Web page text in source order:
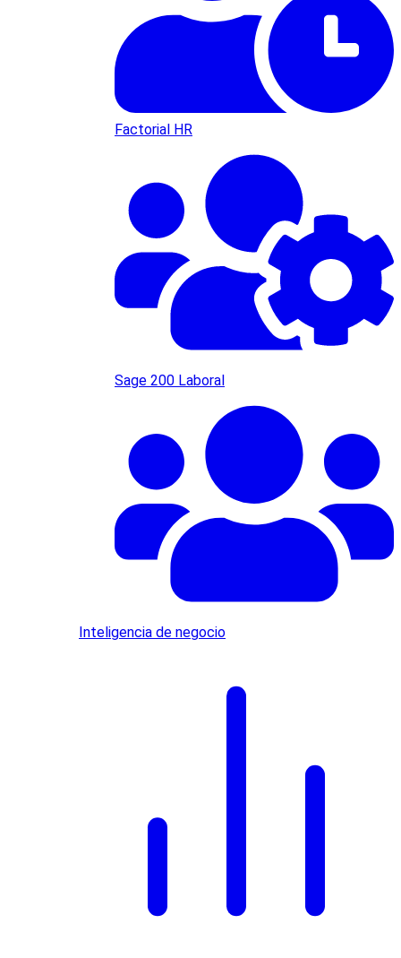
Factorial HR
Sage 200 Laboral
Inteligencia de negocio